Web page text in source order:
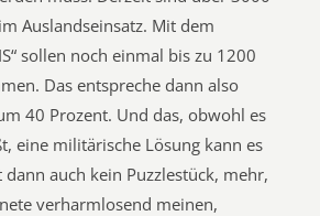
Auslandseinsatz. Mit dem
sollen noch einmal bis zu 1200
Das entspreche dann also
40 Prozent. Und das, obwohl es
eine militärische Lösung kann es
dann auch kein Puzzlestück, mehr,
verharmlosend meinen,